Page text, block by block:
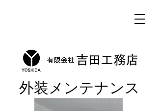
​外装メンテナンス